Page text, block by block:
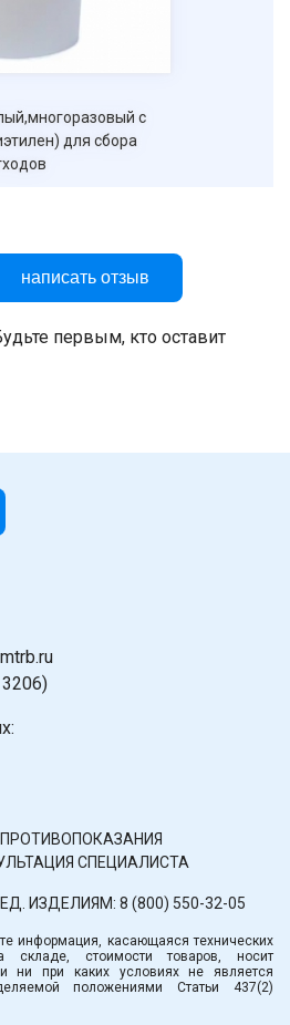
с
для сбора
написать отзыв
первым, кто оставит
СПЕЦИАЛИСТА
ИЗДЕЛИЯМ: 8 (800) 550-32-05
информация, касающаяся технических
складе, стоимости товаров, носит
ни при каких условиях не является
положениями Статьи 437(2)